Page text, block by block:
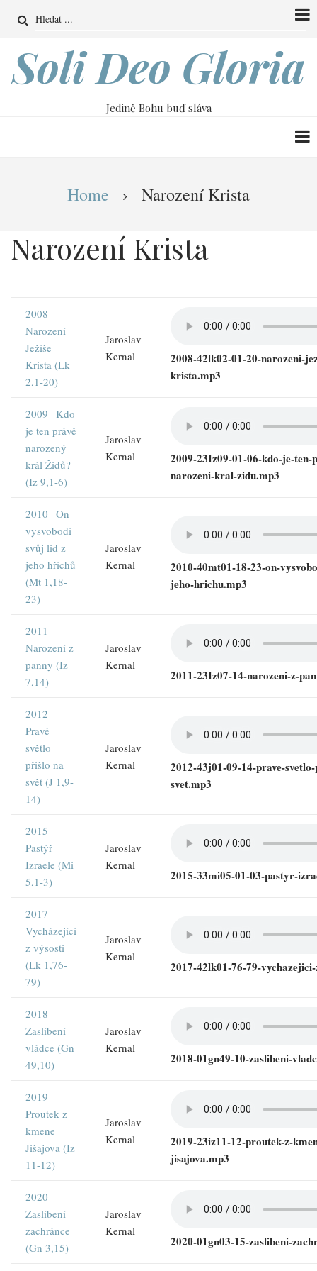
obsahu
Search
Soli Deo Gloria
Jedině Bohu buď sláva
Drobečková
navigaceHome Narození Krista
Narození Krista
2008 |
Narození
Ježíše
Krista (Lk
2,1-20)
Jaroslav
Kernal
2008-42lk02-01-20-narozeni-
krista.mp3
2009 | Kdo
je ten právě
narozený
král Židů?
(Iz 9,1-6)
Jaroslav
Kernal
2009-23Iz09-01-06-kdo-je-ten-
narozeni-kral-zidu.mp3
2010 | On
vysvobodí
svůj lid z
jeho hříchů
(Mt 1,18-
23)
Jaroslav
Kernal
2010-40mt01-18-23-on-
jeho-hrichu.mp3
2011 |
Narození z
panny (Iz
7,14)
Jaroslav
Kernal
2011-23Iz07-14-narozeni-z-
2012 |
Pravé
světlo
přišlo na
svět (J 1,9-
14)
Jaroslav
Kernal
2012-43j01-09-14-prave-
svet.mp3
2015 |
Pastýř
Izraele (Mi
5,1-3)
Jaroslav
Kernal
2015-33mi05-01-03-pastyr-
2017 |
Vycházející
z výsosti
(Lk 1,76-
79)
Jaroslav
Kernal
2017-42lk01-76-79-
2018 |
Zaslíbení
vládce (Gn
49,10)
Jaroslav
Kernal
2018-01gn49-10-zaslibeni-
2019 |
Proutek z
kmene
Jišajova (Iz
11-12)
Jaroslav
Kernal
2019-23iz11-12-proutek-z-
jisajova.mp3
2020 |
Zaslíbení
zachránce
(Gn 3,15)
Jaroslav
Kernal
2020-01gn03-15-zaslibeni-